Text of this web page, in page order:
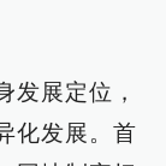
发展定位，
化发展。首